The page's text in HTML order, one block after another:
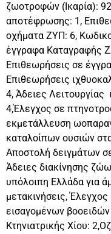
ζωοτροφών (Ικαρία):
αποτέφρωσης: 1,
οχήματα ΖΥΠ: 6,
έγγραφα Καταγραφής
Επιθεωρήσεις σε
Επιθεωρήσεις
4, Άδειες
4,Έλεγχος σε
εκμετάλλευση
καταλοίπων ουσιών
Αποστολή δειγμάτων
Άδειες διακίνησης
υπόλοιπη Ελλάδα για
μετακινήσεις, Έλεγχος
εισαγομένων
Κτηνιατρικής Χίου: